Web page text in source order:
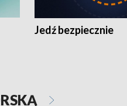
Jedź bezpiecznie